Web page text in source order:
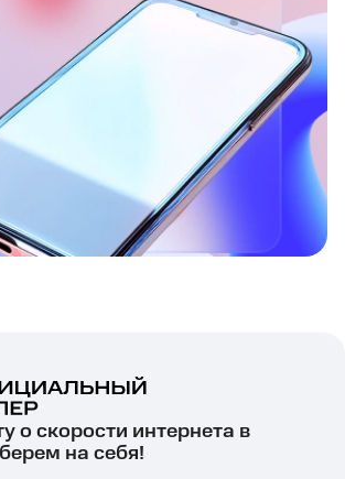
о скорости интернета в
на себя!